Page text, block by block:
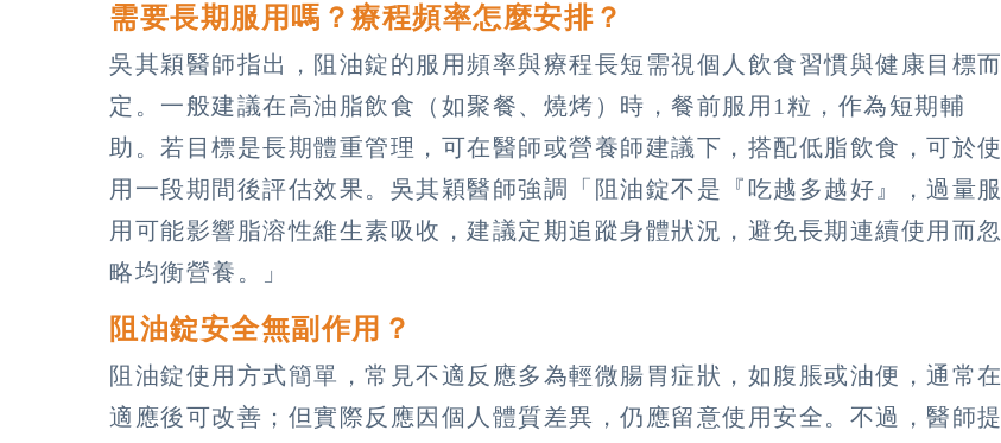
需要長期服用嗎？療程頻率怎麼安排？
吳其穎醫師指出，阻油錠的服用頻率與療程長短需視個人飲食習慣與健康目標而
定。一般建議在高油脂飲食（如聚餐、燒烤）時，餐前服用1粒，作為短期輔
助。若目標是長期體重管理，可在醫師或營養師建議下，搭配低脂飲食，可於使
用一段期間後評估效果。吳其穎醫師強調「阻油錠不是『吃越多越好』，過量服
用可能影響脂溶性維生素吸收，建議定期追蹤身體狀況，避免長期連續使用而忽
略均衡營養。」
阻油錠安全無副作用？
阻油錠使用方式簡單，常見不適反應多為輕微腸胃症狀，如腹脹或油便，通常在
適應後可改善；但實際反應因個人體質差異，仍應留意使用安全。不過，醫師提